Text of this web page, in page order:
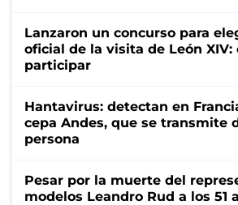
Lanzaron un concurso para
oficial de la visita de León XIV:
participar
Hantavirus: detectan en
cepa Andes, que se transmite
persona
Pesar por la muerte del
modelos Leandro Rud a los 51